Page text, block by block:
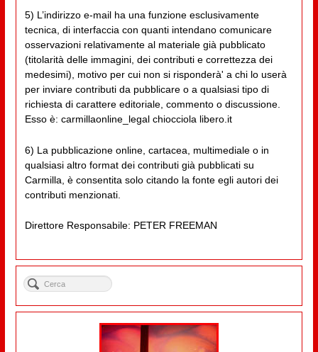
5) L’indirizzo e-mail ha una funzione esclusivamente
tecnica, di interfaccia con quanti intendano comunicare
osservazioni relativamente al materiale già pubblicato
(titolarità delle immagini, dei contributi e correttezza dei
medesimi), motivo per cui non si risponderà' a chi lo userà
per inviare contributi da pubblicare o a qualsiasi tipo di
richiesta di carattere editoriale, commento o discussione.
Esso è: carmillaonline_legal chiocciola libero.it
6) La pubblicazione online, cartacea, multimediale o in
qualsiasi altro format dei contributi già pubblicati su
Carmilla, è consentita solo citando la fonte egli autori dei
contributi menzionati.
Direttore Responsabile: PETER FREEMAN